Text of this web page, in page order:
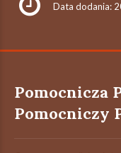
Data dodania:
Pomocnicza
Pomocniczy